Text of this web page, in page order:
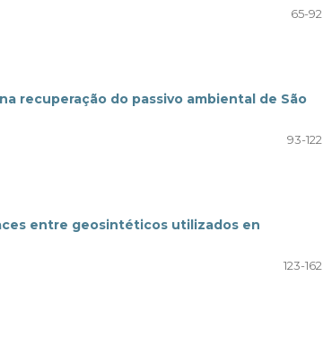
65-92
recuperação do passivo ambiental de São
93-122
entre geosintéticos utilizados en
123-162